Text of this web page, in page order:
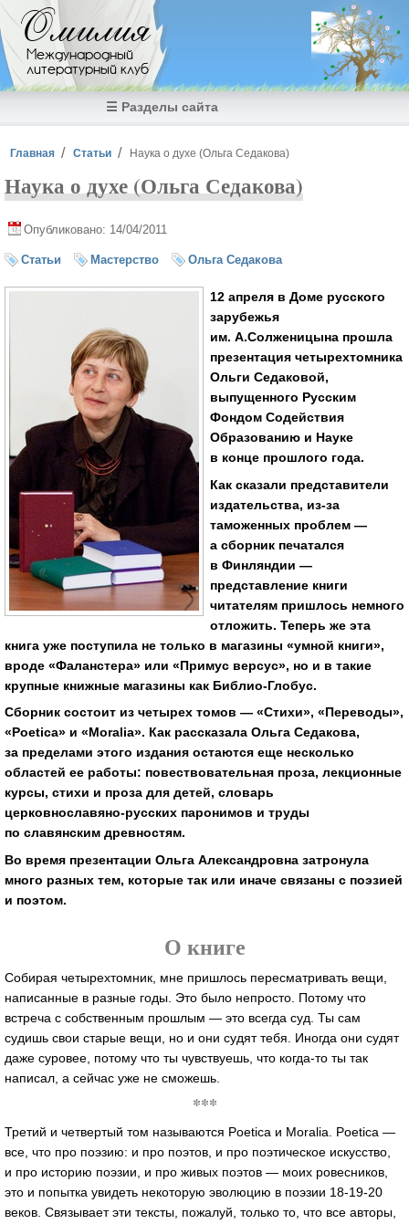
Перейти к основному содержанию
Омилия
Международный
литературный клуб
☰ Разделы сайта
Вы здесь
Главная Статьи Наука о духе (Ольга Седакова)
Наука о духе (Ольга Седакова)
Опубликовано: 14/04/2011
Статьи Мастерство Ольга Седакова
12 апреля в Доме русского
зарубежья
им. А.Солженицына прошла
презентация четырехтомника
Ольги Седаковой,
выпущенного Русским
Фондом Содействия
Образованию и Науке
в конце прошлого года.
Как сказали представители
издательства, из-за
таможенных проблем —
а сборник печатался
в Финляндии —
представление книги
читателям пришлось немного
отложить. Теперь же эта
книга уже поступила не только в магазины «умной книги»,
вроде «Фаланстера» или «Примус версус», но и в такие
крупные книжные магазины как Библио-Глобус.
Сборник состоит из четырех томов — «Стихи», «Переводы»,
«Poetica» и «Moralia». Как рассказала Ольга Седакова,
за пределами этого издания остаются еще несколько
областей ее работы: повествовательная проза, лекционные
курсы, стихи и проза для детей, словарь
церковнославяно-русских паронимов и труды
по славянским древностям.
Во время презентации Ольга Александровна затронула
много разных тем, которые так или иначе связаны с поэзией
и поэтом.
О книге
Собирая четырехтомник, мне пришлось пересматривать вещи,
написанные в разные годы. Это было непросто. Потому что
встреча с собственным прошлым — это всегда суд. Ты сам
судишь свои старые вещи, но и они судят тебя. Иногда они судят
даже суровее, потому что ты чувствуешь, что когда-то ты так
написал, а сейчас уже не сможешь.
***
Третий и четвертый том называются Poetica и Moralia. Poetica —
все, что про поэзию: и про поэтов, и про поэтическое искусство,
и про историю поэзии, и про живых поэтов — моих ровесников,
это и попытка увидеть некоторую эволюцию в поэзии 18-19-20
веков. Связывает эти тексты, пожалуй, только то, что все авторы,